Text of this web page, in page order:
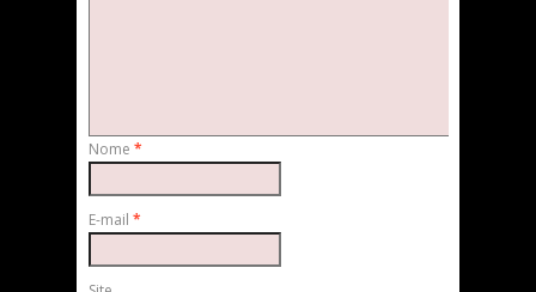
Nome *
E-mail *